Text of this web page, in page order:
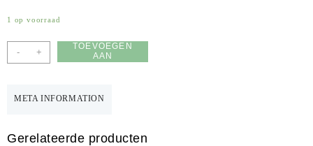
1 op voorraad
- +
TOEVOEGEN
AAN
WINKELWAGEN
META INFORMATION
Gerelateerde producten